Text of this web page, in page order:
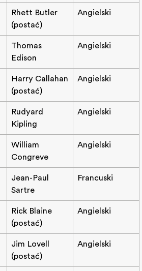
Rhett Butler
(postać)
Angielski
Thomas
Edison
Angielski
Harry Callahan
(postać)
Angielski
Rudyard
Kipling
Angielski
William
Congreve
Angielski
Jean-Paul
Sartre
Francuski
Rick Blaine
(postać)
Angielski
Jim Lovell
(postać)
Angielski